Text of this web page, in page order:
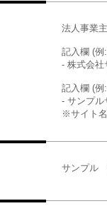
法人事業
記入欄 (例
- 株式会社
記入欄 (例
- サンプル
※サイト
サンプル